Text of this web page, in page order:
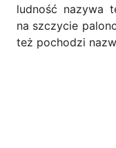
ludność nazywa
na szczycie
też pochodzi